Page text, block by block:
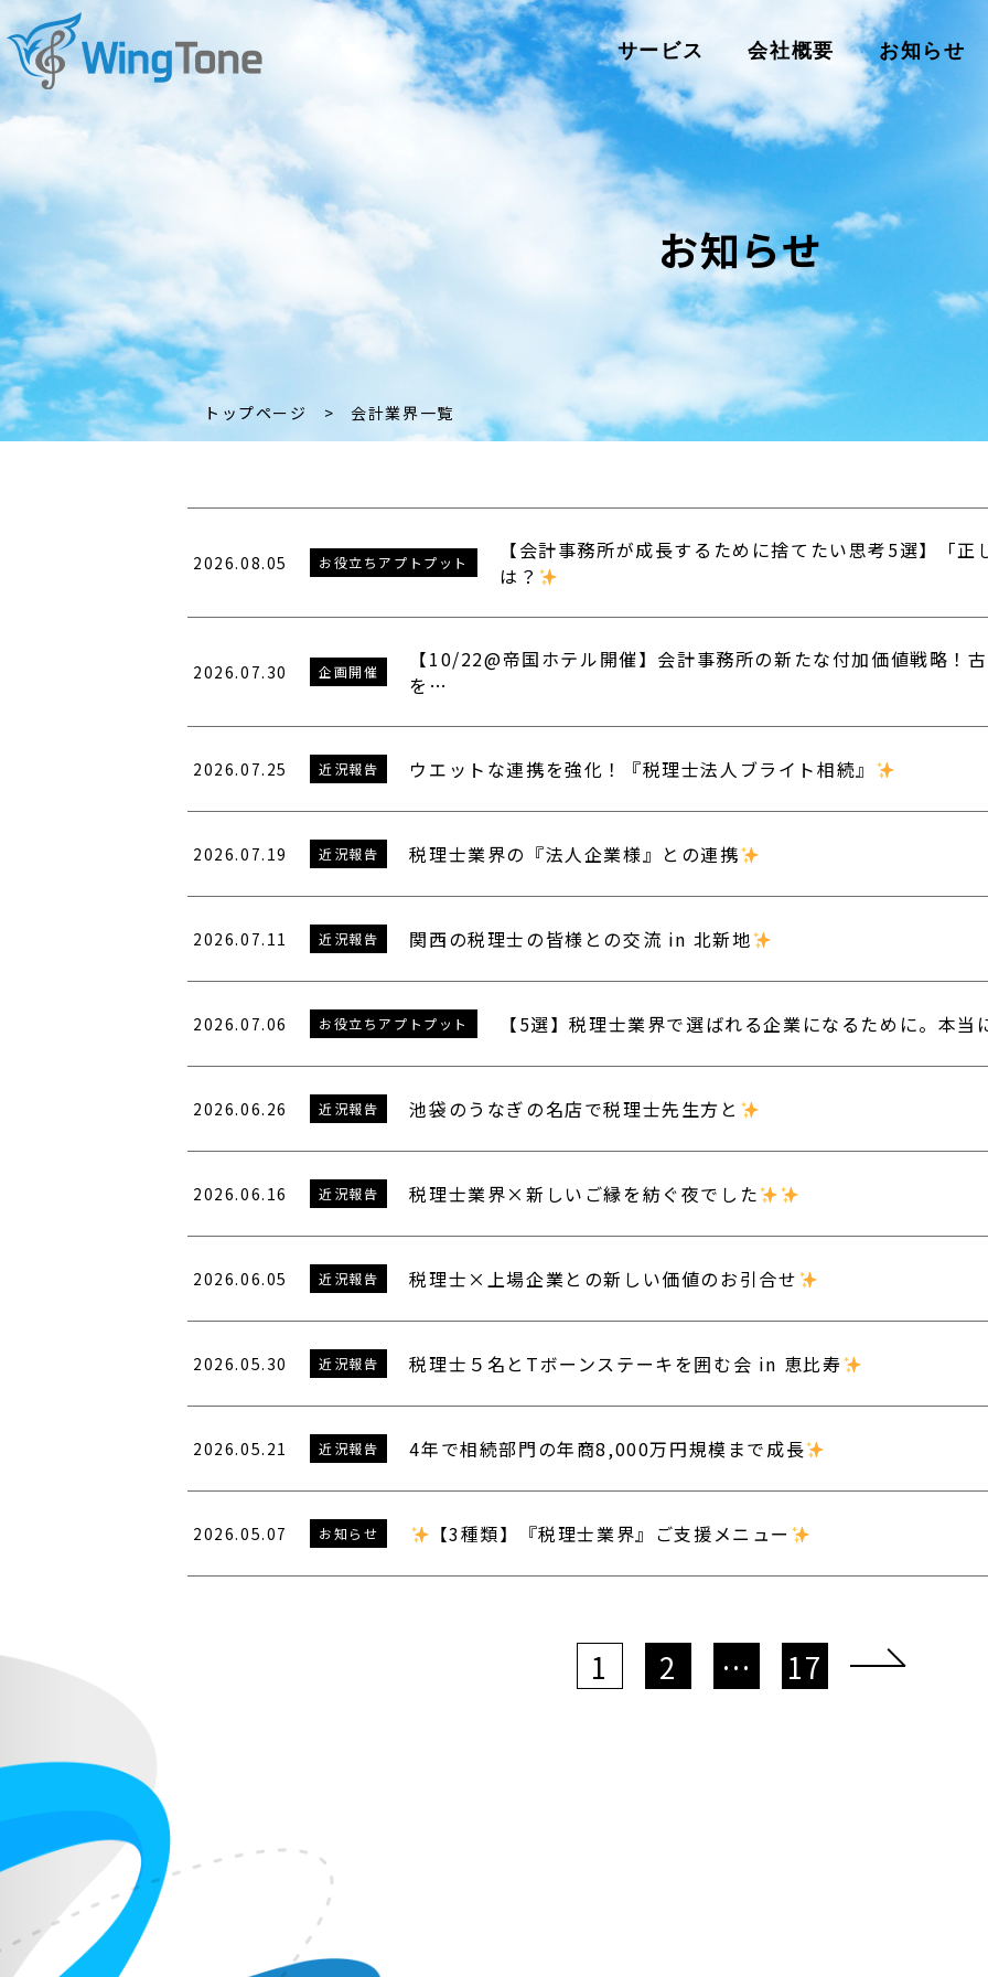
サービス 会社概要 お知らせ
お知らせ
トップページ > 会計業界一覧
2026.08.05 お役立ちアプトプット
【会計事務所が成長するために捨てたい思考5選】「
は？
2026.07.30 企画開催
【10/22@帝国ホテル開催】会計事務所の新たな付加価値戦略！
を…
2026.07.25 近況報告 ウエットな連携を強化！『税理士法人ブライト相続』
2026.07.19 近況報告 税理士業界の『法人企業様』との連携
2026.07.11 近況報告 関西の税理士の皆様との交流 in 北新地
2026.07.06 お役立ちアプトプット 【5選】税理士業界で選ばれる企業になるために。本当
2026.06.26 近況報告 池袋のうなぎの名店で税理士先生方と
2026.06.16 近況報告 税理士業界×新しいご縁を紡ぐ夜でした
2026.06.05 近況報告 税理士×上場企業との新しい価値のお引合せ
2026.05.30 近況報告 税理士５名とTボーンステーキを囲む会 in 恵比寿
2026.05.21 近況報告 4年で相続部門の年商8,000万円規模まで成長
2026.05.07 お知らせ 【3種類】『税理士業界』ご支援メニュー
1 2 … 17